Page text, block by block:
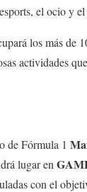
el ocio y
los más de
actividades
de Fórmula 1
lugar en
con el